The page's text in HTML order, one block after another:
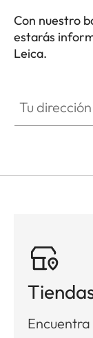
Con nuestro
estarás
Leica.